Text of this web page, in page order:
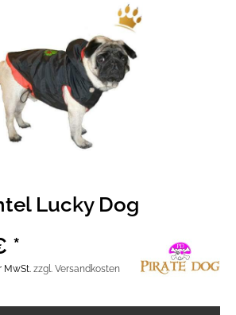
Lucky Dog
*
MwSt. zzgl. Versandkosten